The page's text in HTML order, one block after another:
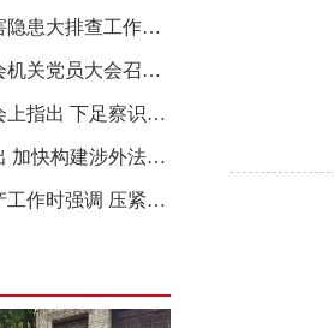
孙大伟到南宁督导检查地质灾害隐患大排查工作时强调 筑牢地质灾害安全防线 全力保障人民群众生命财产安全
中共政协广西壮族自治区委员会机关党员大会召开 选举产生新一届机关党委、机关纪委
孙大伟在自治区政协专题协商会上指出 下足察识谋督之功 恪尽服务大局之责 助推有色金属、关键金属产业高质量发展
巫家世在南宁、北海调研时提出 加快构建涉外法律供给集群 护航向海经济高质量发展
孙大伟到南宁督导检查安全生产工作时强调 压紧压实责任 狠抓隐患整治 坚决筑牢安全生产防线